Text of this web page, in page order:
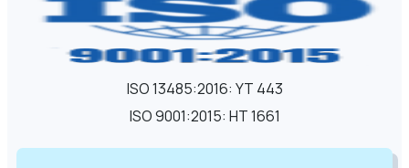
ISO 13485:2016: YT 443
ISO 9001:2015: HT 1661